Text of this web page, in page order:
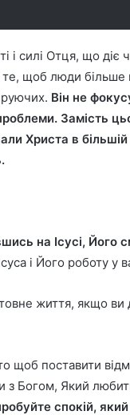
силі Отця, що діє
щоб люди більше
Він не
Замість
Христа в більшій
на Ісусі, Його
і Його роботу у
життя, якщо ви
поставити
з Богом, Який
спокій,